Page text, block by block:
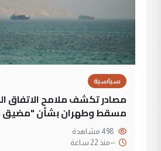
سياسية
مصادر تكشف ملامح الاتفاق
مسقط وطهران بشأن "مضيق
--منذ 22 ساعة